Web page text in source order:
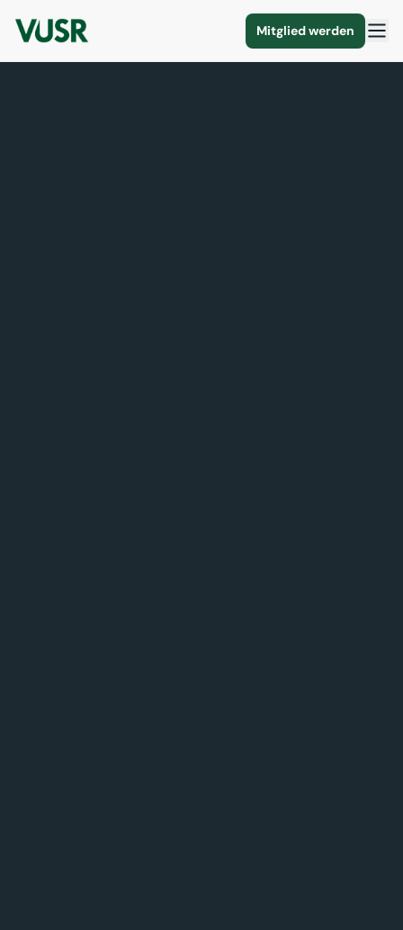
Mitglied werden